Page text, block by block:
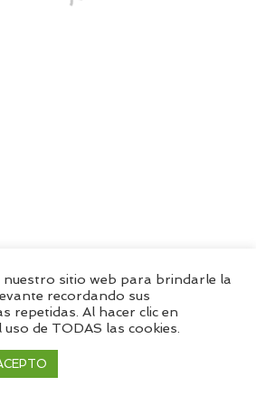
nuestro sitio web para brindarle la
recordando sus
repetidas. Al hacer clic en
de TODAS las cookies.